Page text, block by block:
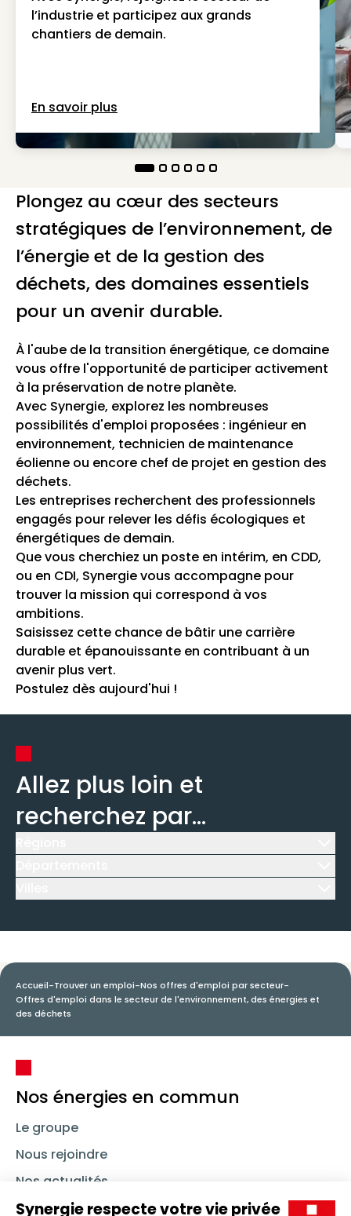
l’industrie et participez aux grands
chantiers de demain.
En savoir plus
Plongez au cœur des secteurs
stratégiques de l’environnement, de
l’énergie et de la gestion des
déchets, des domaines essentiels
pour un avenir durable.
À l'aube de la transition énergétique, ce domaine
vous offre l'opportunité de participer activement
à la préservation de notre planète.
Avec Synergie, explorez les nombreuses
possibilités d'emploi proposées : ingénieur en
environnement, technicien de maintenance
éolienne ou encore chef de projet en gestion des
déchets.
Les entreprises recherchent des professionnels
engagés pour relever les défis écologiques et
énergétiques de demain.
Que vous cherchiez un poste en intérim, en CDD,
ou en CDI, Synergie vous accompagne pour
trouver la mission qui correspond à vos
ambitions.
Saisissez cette chance de bâtir une carrière
durable et épanouissante en contribuant à un
avenir plus vert.
Postulez dès aujourd'hui !
Allez plus loin et
recherchez par...
Accueil-Trouver un emploi-Nos offres d'emploi par secteur-
Offres d'emploi dans le secteur de l'environnement, des énergies et
des déchets
Nos énergies en commun
Le groupe
Nous rejoindre
Nos actualités
Nous contacter